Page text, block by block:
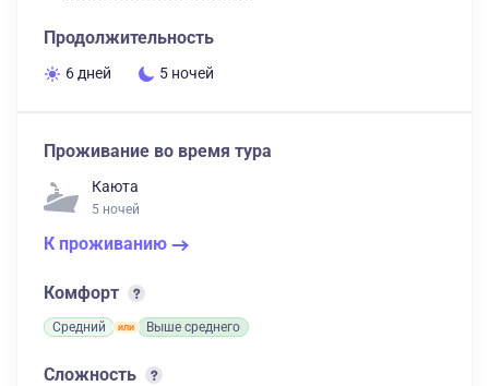
Продолжительность
6 дней 5 ночей
Проживание во время тура
Каюта
5 ночей
К проживанию
Комфорт
Средний Выше среднего
Сложность